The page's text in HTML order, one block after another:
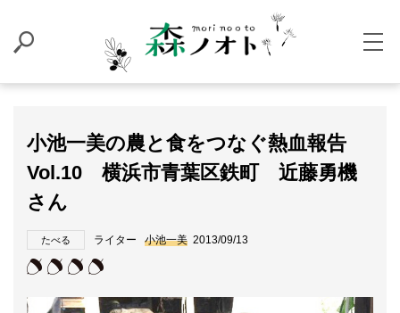
小池一美の農と食をつなぐ熱血報告
Vol.10 横浜市青葉区鉄町 近藤勇機
さん
たべる ライター 小池一美 2013/09/13